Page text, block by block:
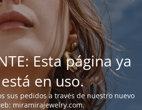
Esta página ya
en uso.
sus pedidos a través de nuestro nuevo
miramirajewelry.com.